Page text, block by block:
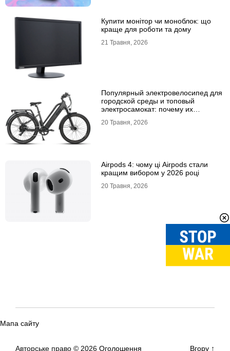
Купити монітор чи моноблок: що
краще для роботи та дому
21 Травня, 2026
Популярный электровелосипед для
городской среды и топовый
электросамокат: почему их
20 Травня, 2026
Airpods 4: чому ці Airpods стали
кращим вибором у 2026 році
20 Травня, 2026
Мапа сайту
Авторське право © 2026 Оголошення Вгору ↑